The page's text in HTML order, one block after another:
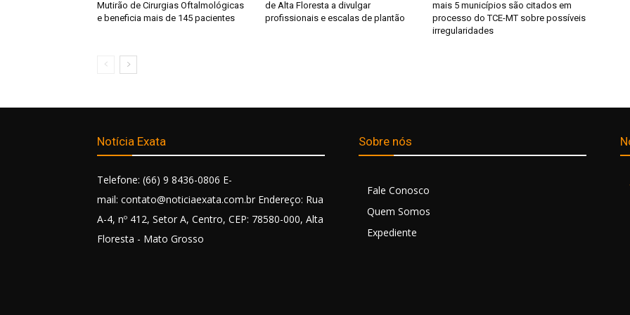
Mutirão de Cirurgias Oftalmológicas
e beneficia mais de 145 pacientes
de Alta Floresta a divulgar
profissionais e escalas de plantão
mais 5 municípios são citados em
processo do TCE-MT sobre possíveis
irregularidades
Notícia Exata
Telefone: (66) 9 8436-0806 E-
mail: contato@noticiaexata.com.br Endereço: Rua
A-4, nº 412, Setor A, Centro, CEP: 78580-000, Alta
Floresta - Mato Grosso
Sobre nós
Fale Conosco
Quem Somos
Expediente